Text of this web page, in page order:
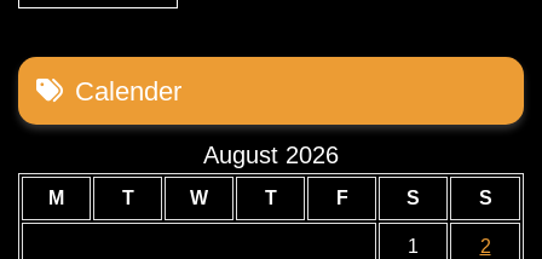
Calender
August 2026
M T W T F S S
1 2